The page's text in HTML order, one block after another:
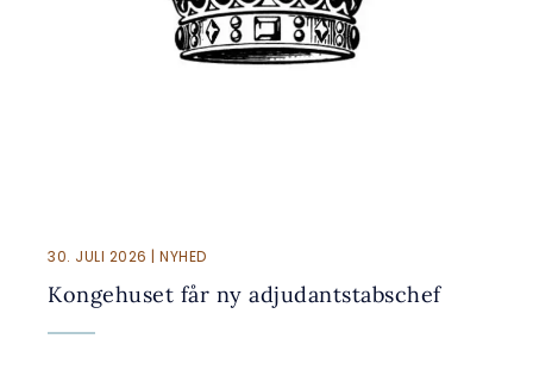
30. JULI 2026 | NYHED
Kongehuset får ny adjudantstabschef